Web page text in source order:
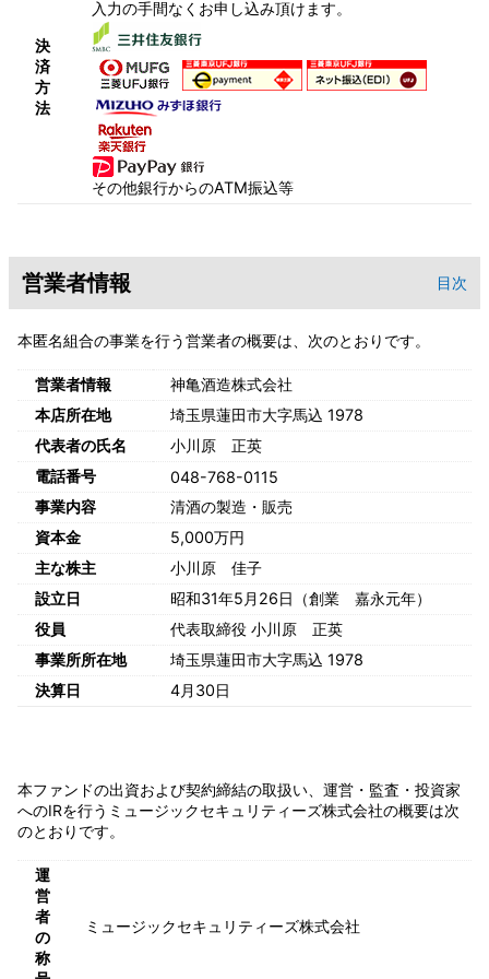
決
済
方
法
入力の手間なくお申し込み頂けます。
その他銀行からのATM振込等
営業者情報 目次
本匿名組合の事業を行う営業者の概要は、次のとおりです。
営業者情報
神亀酒造株式会社
本店所在地
埼玉県蓮田市大字馬込 1978
代表者の氏名
小川原 正英
電話番号
048-768-0115
事業内容
清酒の製造・販売
資本金
5,000万円
主な株主
小川原 佳子
設立日
昭和31年5月26日（創業 嘉永元年）
役員
代表取締役 小川原 正英
事業所所在地
埼玉県蓮田市大字馬込 1978
決算日
4月30日
本ファンドの出資および契約締結の取扱い、運営・監査・投資家
へのIRを行うミュージックセキュリティーズ株式会社の概要は次
のとおりです。
運
営
者
の
称
ミュージックセキュリティーズ株式会社